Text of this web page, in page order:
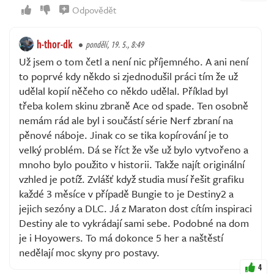
Odpovědět
h-thor-dk pondělí, 19. 5., 8:49
Už jsem o tom četl a není nic příjemného. A ani není
to poprvé kdy někdo si zjednodušil práci tím že už
udělal kopií něčeho co někdo udělal. Příklad byl
třeba kolem skinu zbraně Ace od spade. Ten osobně
nemám rád ale byl i součástí série Nerf zbraní na
pěnové náboje. Jinak co se tika kopírování je to
velký problém. Dá se říct že vše už bylo vytvořeno a
mnoho bylo použito v historii. Takže najít originální
vzhled je potíž. Zvlášť když studia musí řešit grafiku
každé 3 měsíce v případě Bungie to je Destiny2 a
jejich sezóny a DLC. Já z Maraton dost cítím inspiraci
Destiny ale to vykrádají sami sebe. Podobné na dom
je i Hoyowers. To má dokonce 5 her a naštěstí
nedělají moc skyny pro postavy.
4